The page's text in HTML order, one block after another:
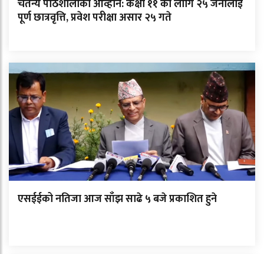
चैतन्य पाठशालाको आव्हान: कक्षा ११ का लागि २५ जनालाई
पूर्ण छात्रवृत्ति, प्रवेश परीक्षा असार २५ गते
एसईईको नतिजा आज साँझ साढे ५ बजे प्रकाशित हुने